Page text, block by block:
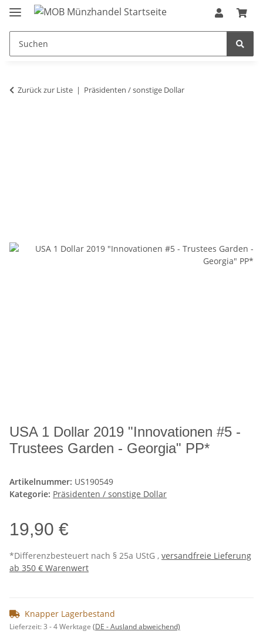
Zurück zur Liste Präsidenten / sonstige Dollar
USA 1 Dollar 2019 "Innovationen #5 -
Trustees Garden - Georgia" PP*
Artikelnummer: US190549
Kategorie: Präsidenten / sonstige Dollar
19,90 €
*Differenzbesteuert nach § 25a UStG , versandfreie Lieferung
ab 350 € Warenwert
Knapper Lagerbestand
Lieferzeit:3 - 4 Werktage (DE - Ausland abweichend)